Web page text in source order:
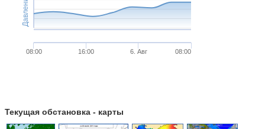
Давление
08:00 16:00 6. Авг 08:00
Текущая обстановка - карты